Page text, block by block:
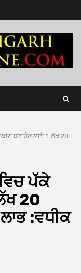
ਬਣਾਉਣ ਲਈ 1 ਲੱਖ 20
ਪੱਕੇ
20
:ਵਧੀਕ